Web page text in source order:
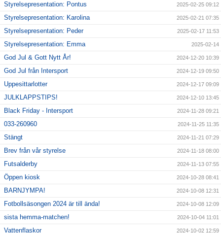
Styrelsepresentation: Pontus 2025-02-25 09:12
Styrelsepresentation: Karolina 2025-02-21 07:35
Styrelsepresentation: Peder 2025-02-17 11:53
Styrelsepresentation: Emma 2025-02-14
God Jul & Gott Nytt År! 2024-12-20 10:39
God Jul från Intersport 2024-12-19 09:50
Uppesittarlotter 2024-12-17 09:09
JULKLAPPSTIPS! 2024-12-10 13:45
Black Friday - Intersport 2024-11-28 09:21
033-260960 2024-11-25 11:35
Stängt 2024-11-21 07:29
Brev från vår styrelse 2024-11-18 08:00
Futsalderby 2024-11-13 07:55
Öppen kiosk 2024-10-28 08:41
BARNJYMPA! 2024-10-08 12:31
Fotbollsäsongen 2024 är till ända! 2024-10-08 12:09
sista hemma-matchen! 2024-10-04 11:01
Vattenflaskor 2024-10-02 12:59